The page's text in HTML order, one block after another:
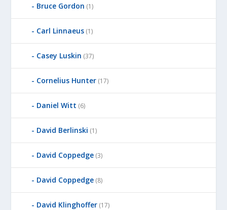
Bruce Gordon (1)
Carl Linnaeus (1)
Casey Luskin (37)
Cornelius Hunter (17)
Daniel Witt (6)
David Berlinski (1)
David Coppedge (3)
David Coppedge (8)
David Klinghoffer (17)